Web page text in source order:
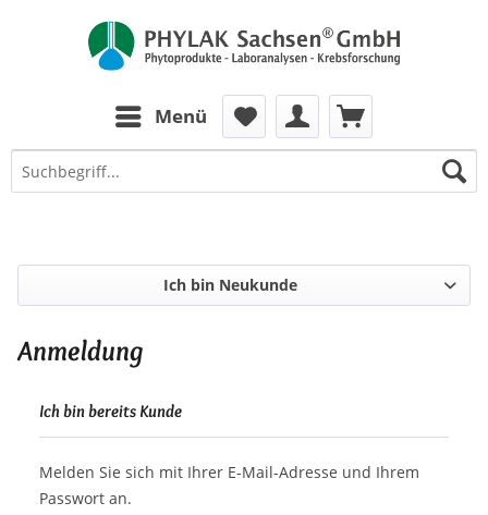
Menü
Ich bin Neukunde
Anmeldung
Ich bin bereits Kunde
Melden Sie sich mit Ihrer E-Mail-Adresse und Ihrem
Passwort an.